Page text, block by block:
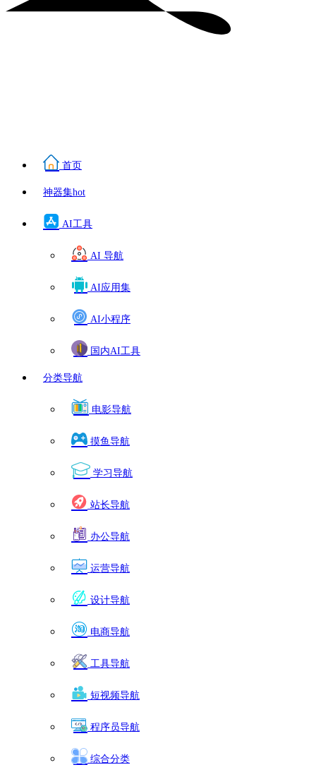
首页
神器集hot
AI工具
AI 导航
AI应用集
AI小程序
国内AI工具
分类导航
电影导航
摸鱼导航
学习导航
站长导航
办公导航
运营导航
设计导航
电商导航
工具导航
短视频导航
程序员导航
综合分类